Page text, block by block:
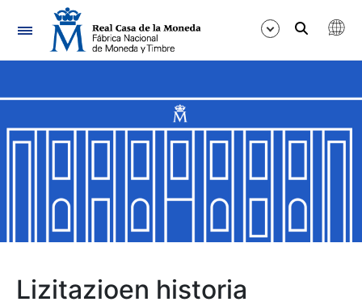
Nabigazioa
Erakutsi/Ezkutatu
Erakutsi/Ezkutatu
Erakutsi/Ezkutatu
Lizitazioen historia